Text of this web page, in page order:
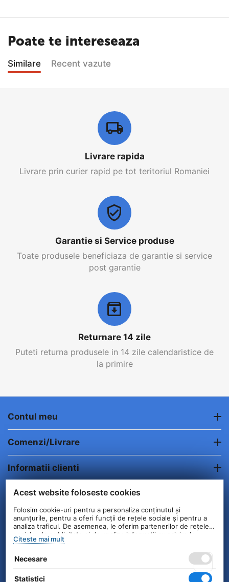
Poate te intereseaza
Similare Recent vazute
Livrare rapida
Livrare prin curier rapid pe tot teritoriul Romaniei
Garantie si Service produse
Toate produsele beneficiaza de garantie si service
post garantie
Returnare 14 zile
Puteti returna produsele in 14 zile calendaristice de
la primire
Contul meu
Comenzi/Livrare
Informatii clienti
Contact
© 2004 - 2026 Unick International. Instalat si
Configurat — © netSEO
Acest website foloseste cookies
Folosim cookie-uri pentru a personaliza conținutul și
anunțurile, pentru a oferi funcții de rețele sociale și pentru a
analiza traficul. De asemenea, le oferim partenerilor de rețele
sociale, de publicitate și de analize informații cu privire la
modul în care folosiți site-ul nostru. Aceștia le pot combina cu
serviciilor lor.
Citeste mai mult
Necesare
Statistici